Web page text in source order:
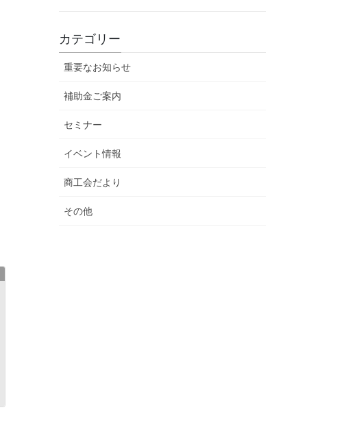
カテゴリー
重要なお知らせ
補助金ご案内
セミナー
イベント情報
商工会だより
その他